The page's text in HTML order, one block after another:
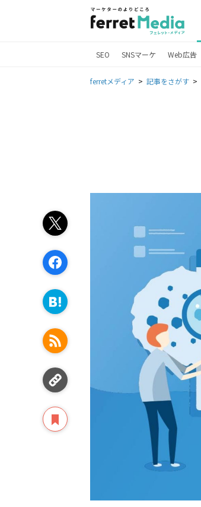
SEO SNSマーケ Web広告
ferretメディア 記事をさがす